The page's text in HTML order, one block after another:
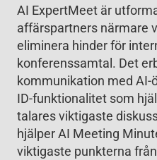
AI ExpertMeet är
affärspartners närmare
eliminera hinder för
konferenssamtal. Det
kommunikation med
ID-funktionalitet som
talares viktigaste
hjälper AI Meeting
viktigaste punkterna